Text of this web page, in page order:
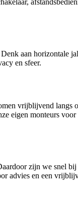
aan horizontale
en sfeer.
vrijblijvend
eigen monteurs
zijn we snel
advies en een